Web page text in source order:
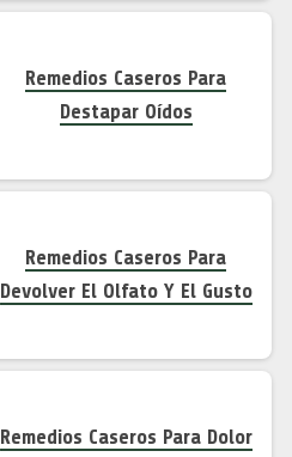
Remedios Caseros Para
Destapar Oídos
Remedios Caseros Para
Devolver El Olfato Y El Gusto
Remedios Caseros Para Dolor